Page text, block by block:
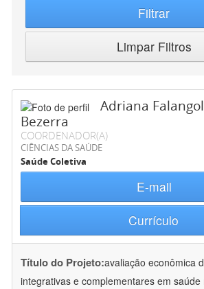
Filtrar
Limpar Filtros
Adriana
Bezerra
COORDENADOR(A)
CIÊNCIAS DA SAÚDE
Saúde Coletiva
E-mail
Currículo
Título do Projeto:avaliação econômica
integrativas e complementares em saúde